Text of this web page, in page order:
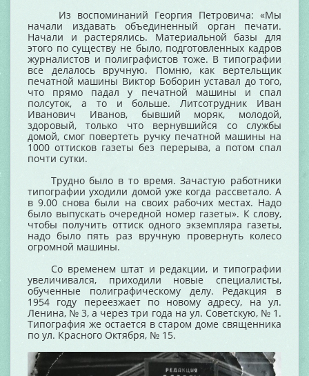
Из воспоминаний Георгия Петровича: «Мы
начали издавать объединенный орган печати.
Начали и растерялись. Материальной базы для
этого по существу не было, подготовленных кадров
журналистов и полиграфистов тоже. В типографии
все делалось вручную. Помню, как вертельщик
печатной машины Виктор Боборин уставал до того,
что прямо падал у печатной машины и спал
полсуток, а то и больше. Литсотрудник Иван
Иванович Иванов, бывший моряк, молодой,
здоровый, только что вернувшийся со службы
домой, смог повертеть ручку печатной машины на
1000 оттисков газеты без перерыва, а потом спал
почти сутки.
Трудно было в то время. Зачастую работники
типографии уходили домой уже когда рассветало. А
в 9.00 снова были на своих рабочих местах. Надо
было выпускать очередной номер газеты». К слову,
чтобы получить оттиск одного экземпляра газеты,
надо было пять раз вручную провернуть колесо
огромной машины.
Со временем штат и редакции, и типографии
увеличивался, приходили новые специалисты,
обученные полиграфическому делу. Редакция в
1954 году переезжает по новому адресу, на ул.
Ленина, № 3, а через три года на ул. Советскую, № 1.
Типография же остается в старом доме священника
по ул. Красного Октября, № 15.